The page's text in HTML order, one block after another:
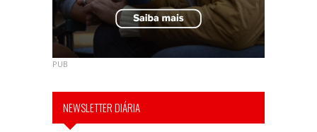
PUB
NEWSLETTER DIÁRIA